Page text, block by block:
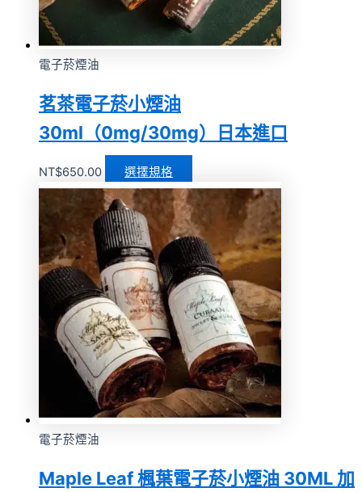
電子菸煙油
茗茶電子菸小煙油
30ml（0mg/30mg）日本進口
NT$650.00 選擇規格
電子菸煙油
Maple Leaf 楓葉電子菸小煙油 30ML 加